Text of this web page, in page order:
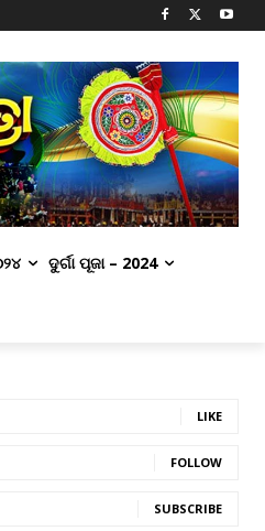
ଦୁର୍ଗା ପୂଜା – 2024
LIKE
FOLLOW
SUBSCRIBE